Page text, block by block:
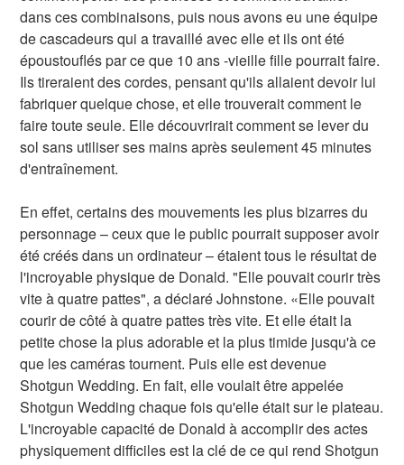
dans ces combinaisons, puis nous avons eu une équipe
de cascadeurs qui a travaillé avec elle et ils ont été
époustouflés par ce que 10 ans -vieille fille pourrait faire.
Ils tireraient des cordes, pensant qu'ils allaient devoir lui
fabriquer quelque chose, et elle trouverait comment le
faire toute seule. Elle découvrirait comment se lever du
sol sans utiliser ses mains après seulement 45 minutes
d'entraînement.
En effet, certains des mouvements les plus bizarres du
personnage – ceux que le public pourrait supposer avoir
été créés dans un ordinateur – étaient tous le résultat de
l'incroyable physique de Donald. "Elle pouvait courir très
vite à quatre pattes", a déclaré Johnstone. «Elle pouvait
courir de côté à quatre pattes très vite. Et elle était la
petite chose la plus adorable et la plus timide jusqu'à ce
que les caméras tournent. Puis elle est devenue
Shotgun Wedding. En fait, elle voulait être appelée
Shotgun Wedding chaque fois qu'elle était sur le plateau.
L'incroyable capacité de Donald à accomplir des actes
physiquement difficiles est la clé de ce qui rend Shotgun